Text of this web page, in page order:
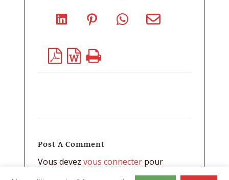
Post A Comment
Vous devez vous connecter pour